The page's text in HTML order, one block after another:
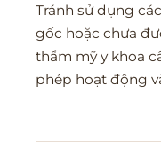
Tránh sử dụng
gốc hoặc chưa
thẩm mỹ y khoa
phép hoạt động